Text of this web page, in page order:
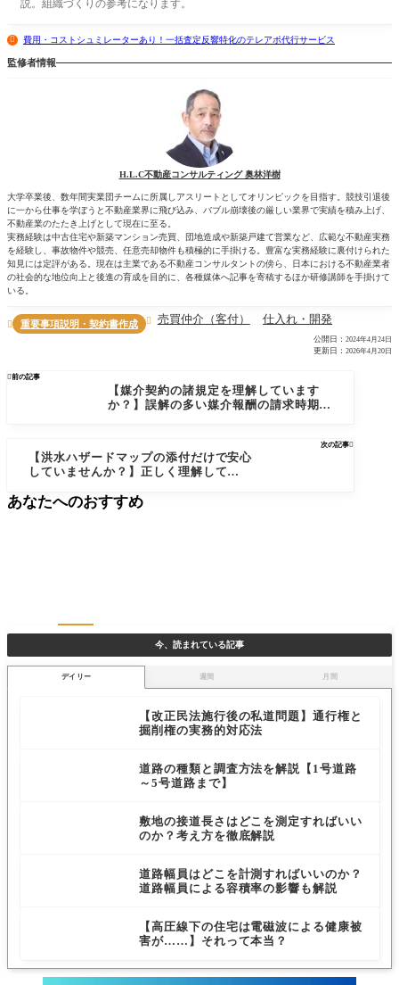
説。組織づくりの参考になります。
費用・コストシュミレーターあり！一括査定反響特化のテレアポ代行サービス
監修者情報
H.L.C不動産コンサルティング 奥林洋樹
大学卒業後、数年間実業団チームに所属しアスリートとしてオリンピックを目指す。競技引退後
に一から仕事を学ぼうと不動産業界に飛び込み、バブル崩壊後の厳しい業界で実績を積み上げ、
不動産業のたたき上げとして現在に至る。
実務経験は中古住宅や新築マンション売買、団地造成や新築戸建て営業など、広範な不動産実務
を経験し、事故物件や競売、任意売却物件も積極的に手掛ける。豊富な実務経験に裏付けられた
知見には定評がある。現在は主業である不動産コンサルタントの傍ら、日本における不動産業者
の社会的な地位向上と後進の育成を目的に、各種媒体へ記事を寄稿するほか研修講師を手掛けて
いる。
 重要事項説明・契約書作成  売買仲介（客付） 仕入れ・開発
公開日： 2024年4月24日
更新日： 2026年4月20日
前の記事
【媒介契約の諸規定を理解しています
か？】誤解の多い媒介報酬の請求時期や
次の記事
【洪水ハザードマップの添付だけで安心
していませんか？】正しく理解しておき
今、読まれている記事
デイリー 週間 月間
【改正民法施行後の私道問題】通行権と
掘削権の実務的対応法
道路の種類と調査方法を解説【1号道路
～5号道路まで】
敷地の接道長さはどこを測定すればいい
のか？考え方を徹底解説
道路幅員はどこを計測すればいいのか？
道路幅員による容積率の影響も解説
【高圧線下の住宅は電磁波による健康被
害が……】それって本当？
あなたへのおすすめ